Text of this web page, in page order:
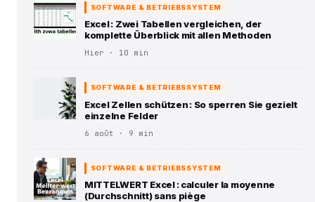
SOFTWARE & BETRIEBSSYSTEM
Excel : Zwei Tabellen vergleichen, der
komplette Überblick mit allen Methoden
Hier · 10 min
SOFTWARE & BETRIEBSSYSTEM
Excel Zellen schützen : So sperren Sie gezielt
einzelne Felder
6 août · 9 min
SOFTWARE & BETRIEBSSYSTEM
MITTELWERT Excel : calculer la moyenne
(Durchschnitt) sans piège